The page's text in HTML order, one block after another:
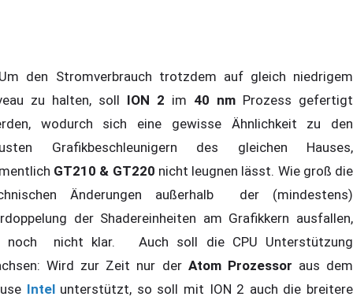
den Stromverbrauch trotzdem auf gleich niedrigem
zu halten, soll ION 2 im 40 nm Prozess gefertigt
wodurch sich eine gewisse Ähnlichkeit zu den
Grafikbeschleunigern des gleichen Hauses,
GT210 & GT220 nicht leugnen lässt. Wie groß die
Änderungen außerhalb der (mindestens)
der Shadereinheiten am Grafikkern ausfallen,
noch nicht klar. Auch soll die CPU Unterstützung
Wird zur Zeit nur der Atom Prozessor aus dem
Intel unterstützt, so soll mit ION 2 auch die breitere